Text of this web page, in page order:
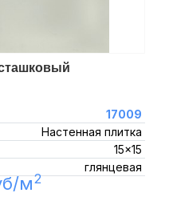
17009
Настенная плитка
15x15
глянцевая
м2